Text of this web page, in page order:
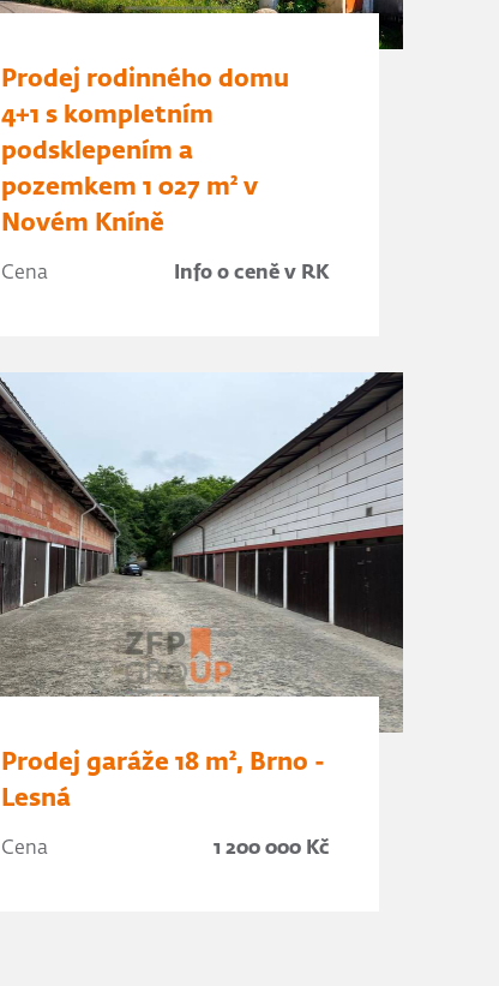
Prodej rodinného domu
4+1 s kompletním
podsklepením a
pozemkem 1 027 m² v
Novém Kníně
Cena Info o ceně v RK
Prodej garáže 18 m², Brno -
Lesná
Cena 1 200 000 Kč